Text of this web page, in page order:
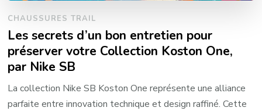
CHAUSSURES TRAIL
Les secrets d’un bon entretien pour
préserver votre Collection Koston One,
par Nike SB
La collection Nike SB Koston One représente une alliance
parfaite entre innovation technique et design raffiné. Cette